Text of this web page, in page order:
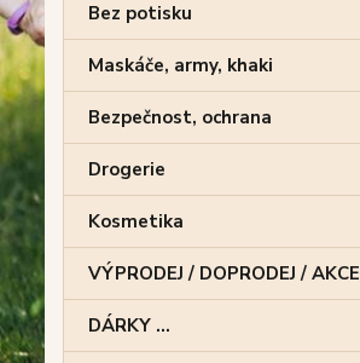
Bez potisku
Maskáče, army, khaki
Bezpečnost, ochrana
Drogerie
Kosmetika
VÝPRODEJ / DOPRODEJ / AKCE
DÁRKY ...